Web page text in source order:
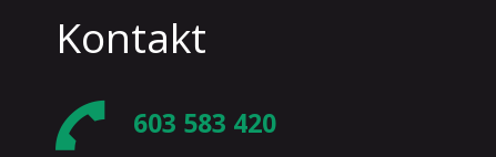
Kontakt
603 583 420